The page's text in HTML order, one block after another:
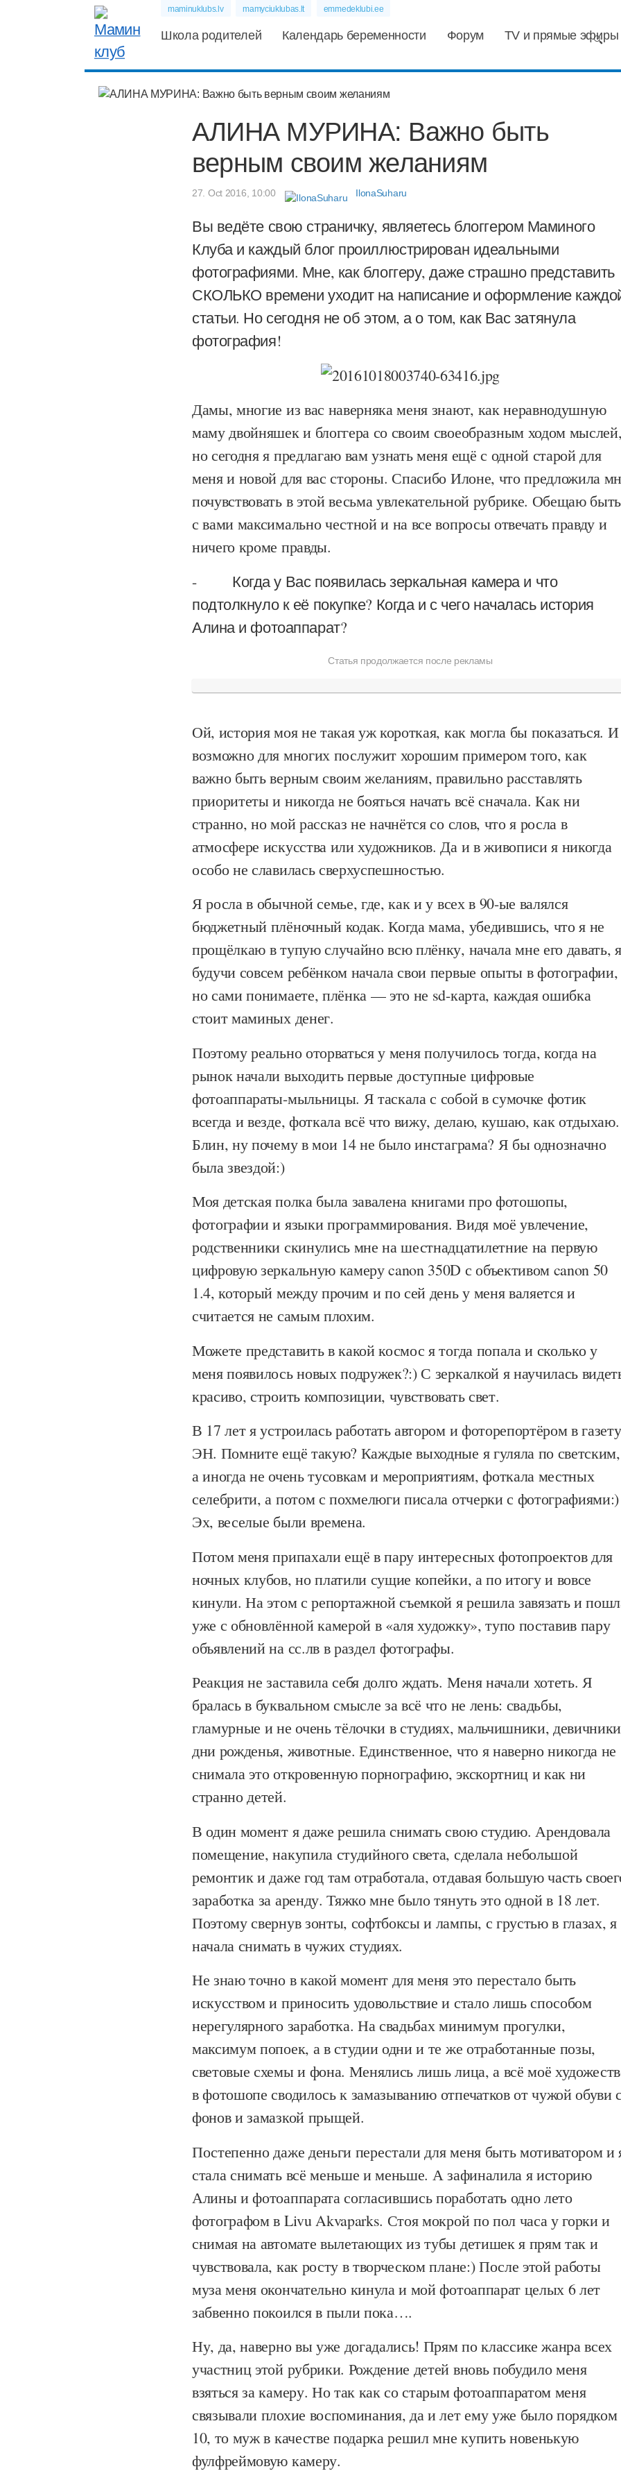
maminuklubs.lv mamyciuklubas.lt emmedeklubi.ee
Школа родителей Календарь беременности Форум TV и прямые эфиры
АЛИНА МУРИНА: Важно быть
верным своим желаниям
27. Oct 2016, 10:00 IlonaSuharu
Вы ведёте свою страничку, являетесь блоггером Маминого
Клуба и каждый блог проиллюстрирован идеальными
фотографиями. Мне, как блоггеру, даже страшно представить
СКОЛЬКО времени уходит на написание и оформление
статьи. Но сегодня не об этом, а о том, как Вас затянула
фотография!
Дамы, многие из вас наверняка меня знают, как неравнодушную
маму двойняшек и блоггера со своим своеобразным ходом
но сегодня я предлагаю вам узнать меня ещё с одной старой для
меня и новой для вас стороны. Спасибо Илоне, что предложила
почувствовать в этой весьма увлекательной рубрике. Обещаю быть
с вами максимально честной и на все вопросы отвечать правду и
ничего кроме правды.
- Когда у Вас появилась зеркальная камера и что
подтолкнуло к её покупке? Когда и с чего началась история
Алина и фотоаппарат?
Статья продолжается после рекламы
Ой, история моя не такая уж короткая, как могла бы показаться. И
возможно для многих послужит хорошим примером того, как
важно быть верным своим желаниям, правильно расставлять
приоритеты и никогда не бояться начать всё сначала. Как ни
странно, но мой рассказ не начнётся со слов, что я росла в
атмосфере искусства или художников. Да и в живописи я никогда
особо не славилась сверхуспешностью.
Я росла в обычной семье, где, как и у всех в 90-ые валялся
бюджетный плёночный кодак. Когда мама, убедившись, что я не
прощёлкаю в тупую случайно всю плёнку, начала мне его давать,
будучи совсем ребёнком начала свои первые опыты в фотографии,
но сами понимаете, плёнка — это не sd-карта, каждая ошибка
стоит маминых денег.
Поэтому реально оторваться у меня получилось тогда, когда на
рынок начали выходить первые доступные цифровые
фотоаппараты-мыльницы. Я таскала с собой в сумочке фотик
всегда и везде, фоткала всё что вижу, делаю, кушаю, как отдыхаю.
Блин, ну почему в мои 14 не было инстаграма? Я бы однозначно
была звездой:)
Моя детская полка была завалена книгами про фотошопы,
фотографии и языки программирования. Видя моё увлечение,
родственники скинулись мне на шестнадцатилетние на первую
цифровую зеркальную камеру canon 350D с объективом canon 50
1.4, который между прочим и по сей день у меня валяется и
считается не самым плохим.
Можете представить в какой космос я тогда попала и сколько у
меня появилось новых подружек?:) С зеркалкой я научилась
красиво, строить композиции, чувствовать свет.
В 17 лет я устроилась работать автором и фоторепортёром в газету
ЭН. Помните ещё такую? Каждые выходные я гуляла по светским,
а иногда не очень тусовкам и мероприятиям, фоткала местных
селебрити, а потом с похмелюги писала отчерки с фотографиями:)
Эх, веселые были времена.
Потом меня припахали ещё в пару интересных фотопроектов для
ночных клубов, но платили сущие копейки, а по итогу и вовсе
кинули. На этом с репортажной съемкой я решила завязать и
уже с обновлённой камерой в «аля художку», тупо поставив пару
объявлений на сс.лв в раздел фотографы.
Реакция не заставила себя долго ждать. Меня начали хотеть. Я
бралась в буквальном смысле за всё что не лень: свадьбы,
гламурные и не очень тёлочки в студиях, мальчишники,
дни рожденья, животные. Единственное, что я наверно никогда не
снимала это откровенную порнографию, экскортниц и как ни
странно детей.
В один момент я даже решила снимать свою студию. Арендовала
помещение, накупила студийного света, сделала небольшой
ремонтик и даже год там отработала, отдавая большую часть
заработка за аренду. Тяжко мне было тянуть это одной в 18 лет.
Поэтому свернув зонты, софтбоксы и лампы, с грустью в глазах, я
начала снимать в чужих студиях.
Не знаю точно в какой момент для меня это перестало быть
искусством и приносить удовольствие и стало лишь способом
нерегулярного заработка. На свадьбах минимум прогулки,
максимум попоек, а в студии одни и те же отработанные позы,
световые схемы и фона. Менялись лишь лица, а всё моё
в фотошопе сводилось к замазыванию отпечатков от чужой обуви
фонов и замазкой прыщей.
Постепенно даже деньги перестали для меня быть мотиватором и
стала снимать всё меньше и меньше. А зафиналила я историю
Алины и фотоаппарата согласившись поработать одно лето
фотографом в Livu Akvaparks. Стоя мокрой по пол часа у горки и
снимая на автомате вылетающих из тубы детишек я прям так и
чувствовала, как росту в творческом плане:) После этой работы
муза меня окончательно кинула и мой фотоаппарат целых 6 лет
забвенно покоился в пыли пока….
Ну, да, наверно вы уже догадались! Прям по классике жанра всех
участниц этой рубрики. Рождение детей вновь побудило меня
взяться за камеру. Но так как со старым фотоаппаратом меня
связывали плохие воспоминания, да и лет ему уже было порядком
10, то муж в качестве подарка решил мне купить новенькую
фулфреймовую камеру.